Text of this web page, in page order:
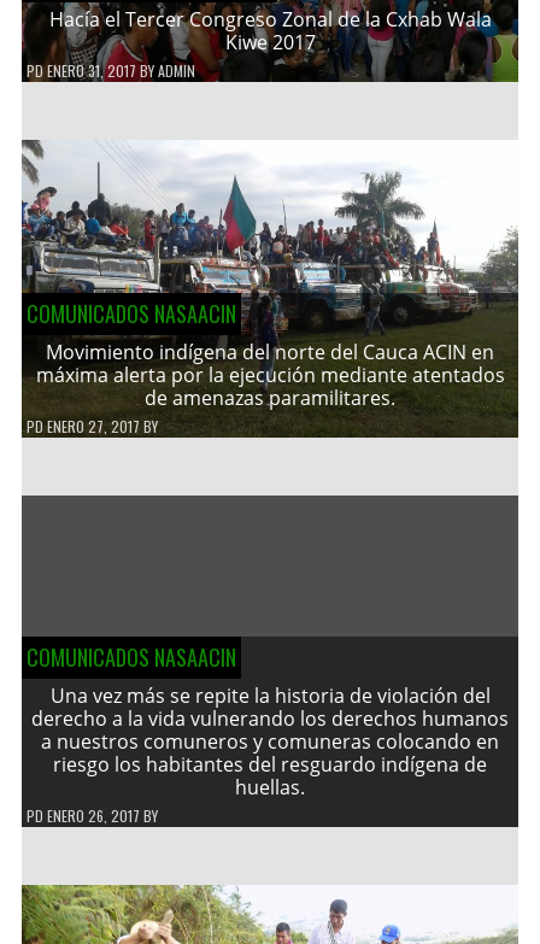
Hacía el Tercer Congreso Zonal de la Cxhab Wala
Kiwe 2017
PDENERO 31, 2017 BYADMIN
COMUNICADOS NASAACIN
Movimiento indígena del norte del Cauca ACIN en
máxima alerta por la ejecución mediante atentados
de amenazas paramilitares.
PDENERO 27, 2017 BY
COMUNICADOS NASAACIN
Una vez más se repite la historia de violación del
derecho a la vida vulnerando los derechos humanos
a nuestros comuneros y comuneras colocando en
riesgo los habitantes del resguardo indígena de
huellas.
PD ENERO 26, 2017 BY